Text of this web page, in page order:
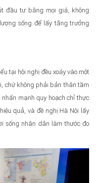
đầu tư bằng mọi giá, không
sống để lấy tăng trưởng
tại hội nghị đều xoáy vào một
chứ không phải bản thân tầm
nhấn mạnh quy hoạch chỉ thực
quả, và đề nghị Hà Nội lấy
sống nhân dân làm thước đo